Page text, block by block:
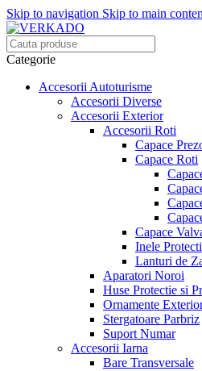
Skip to navigation Skip to main
Categorie
Accesorii Autoturisme
Accesorii Diverse
Accesorii Exterior
Accesorii Roti
Capace
Capace Roti
Capace
Inele
Lanturi de
Aparatori Noroi
Huse Protectie si
Ornamente
Stergatoare Parbriz
Suport Numar
Accesorii Iarna
Bare Transversale